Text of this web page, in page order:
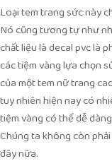
Loại tem trang sức này
Nó cũng tương tự như
chất liệu là decal pvc là
các tiệm vàng lựa chọn
của một tem nữ trang
tuy nhiên hiện nay có
tiệm vàng có thể dễ
Chúng ta không còn
đây nữa.